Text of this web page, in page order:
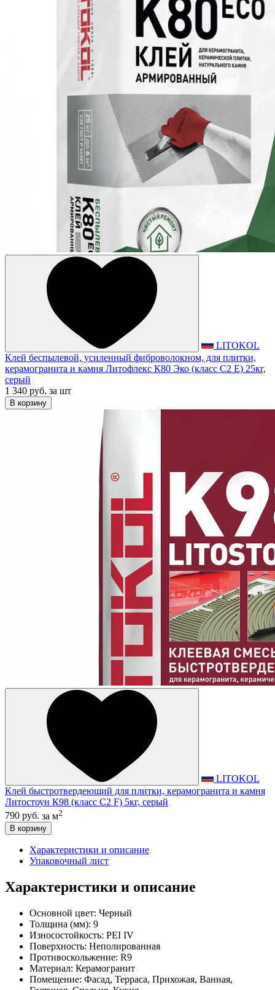
LITOKOL
Клей беспылевой, усиленный фиброволокном, для плитки,
керамогранита и камня Литофлекс К80 Эко (класс С2 Е) 25кг,
серый
1 340 руб. за шт
В корзину
LITOKOL
Клей быстротвердеющий для плитки, керамогранита и камня
Литостоун К98 (класс С2 F) 5кг, серый
790 руб. за м2
В корзину
Характеристики и описание
Упаковочный лист
Характеристики и описание
Основной цвет: Черный
Толщина (мм): 9
Износостойкость: PEI IV
Поверхность: Неполированная
Противоскольжение: R9
Материал: Керамогранит
Помещение: Фасад, Терраса, Прихожая, Ванная,